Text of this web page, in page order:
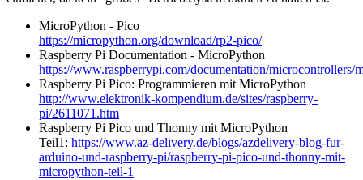
MicroPython - Pico
https://micropython.org/download/rp2-pico/
Raspberry Pi Documentation - MicroPython
https://www.raspberrypi.com/documentation/microcontrollers/
Raspberry Pi Pico: Programmieren mit MicroPython
http://www.elektronik-kompendium.de/sites/raspberry-
pi/2611071.htm
Raspberry Pi Pico und Thonny mit MicroPython
Teil1: https://www.az-delivery.de/blogs/azdelivery-blog-fur-
arduino-und-raspberry-pi/raspberry-pi-pico-und-thonny-mit-
micropython-teil-1